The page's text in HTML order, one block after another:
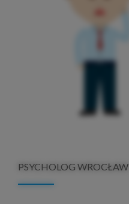
PSYCHOLOG WROCŁAW